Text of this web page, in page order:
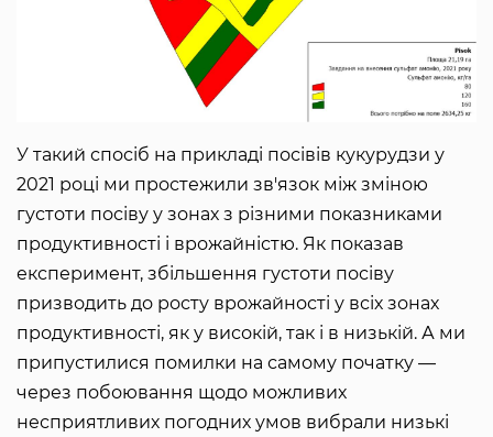
У такий спосіб на прикладі посівів кукурудзи у
2021 році ми простежили зв'язок між зміною
густоти посіву у зонах з різними показниками
продуктивності і врожайністю. Як показав
експеримент, збільшення густоти посіву
призводить до росту врожайності у всіх зонах
продуктивності, як у високій, так і в низькій. А ми
припустилися помилки на самому початку —
через побоювання щодо можливих
несприятливих погодних умов вибрали низькі